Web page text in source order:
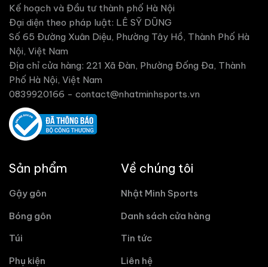
Kế hoạch và Đầu tư thành phố Hà Nội
Đại diện theo pháp luật: LÊ SỸ DŨNG
Số 65 Đường Xuân Diệu, Phường Tây Hồ, Thành Phố Hà
Nội, Việt Nam
Địa chỉ cửa hàng: 221 Xã Đàn, Phường Đống Đa, Thành
Phố Hà Nội, Việt Nam
0839920166 - contact@nhatminhsports.vn
Sản phẩm
Gậy gôn
Bóng gôn
Túi
Phụ kiện
Về chúng tôi
Nhật Minh Sports
Danh sách cửa hàng
Tin tức
Liên hệ